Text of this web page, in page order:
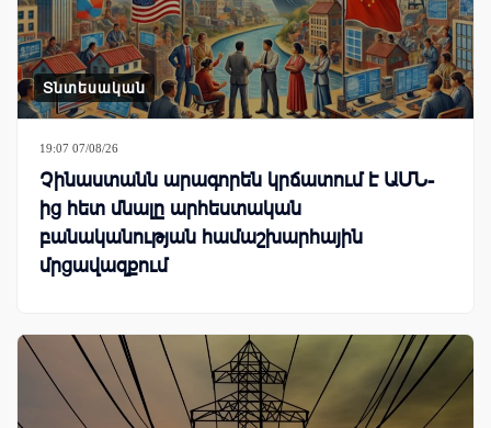
Տնտեսական
19:07 07/08/26
Չինաստանն արագորեն կրճատում է ԱՄՆ-
ից հետ մնալը արհեստական
բանականության համաշխարհային
մրցավազքում